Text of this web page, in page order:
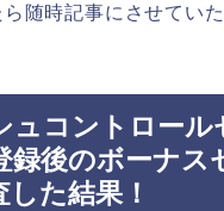
随時記事にさせてい
ュコントロール
録後のボーナス
た結果！